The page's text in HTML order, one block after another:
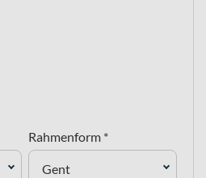
Rahmenform *
Gent